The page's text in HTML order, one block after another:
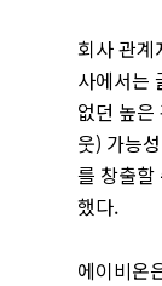
회사 관계
사에서는
없던 높
웃) 가능
를 창출할
했다.
에이비온